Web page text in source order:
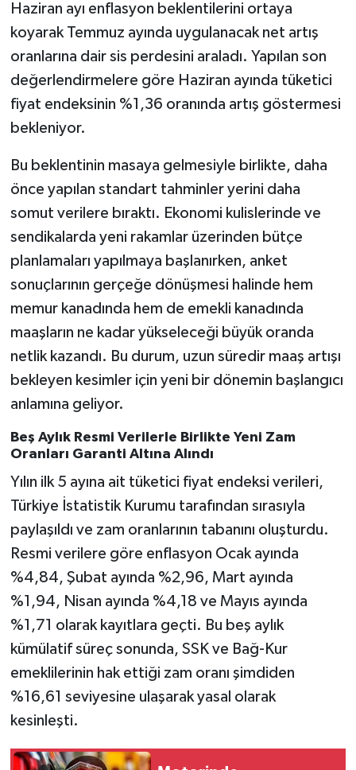
Haziran ayı enflasyon beklentilerini ortaya
koyarak Temmuz ayında uygulanacak net artış
oranlarına dair sis perdesini araladı. Yapılan son
değerlendirmelere göre Haziran ayında tüketici
fiyat endeksinin %1,36 oranında artış göstermesi
bekleniyor.
Bu beklentinin masaya gelmesiyle birlikte, daha
önce yapılan standart tahminler yerini daha
somut verilere bıraktı. Ekonomi kulislerinde ve
sendikalarda yeni rakamlar üzerinden bütçe
planlamaları yapılmaya başlanırken, anket
sonuçlarının gerçeğe dönüşmesi halinde hem
memur kanadında hem de emekli kanadında
maaşların ne kadar yükseleceği büyük oranda
netlik kazandı. Bu durum, uzun süredir maaş artışı
bekleyen kesimler için yeni bir dönemin başlangıcı
anlamına geliyor.
Beş Aylık Resmi Verilerle Birlikte Yeni Zam
Oranları Garanti Altına Alındı
Yılın ilk 5 ayına ait tüketici fiyat endeksi verileri,
Türkiye İstatistik Kurumu tarafından sırasıyla
paylaşıldı ve zam oranlarının tabanını oluşturdu.
Resmi verilere göre enflasyon Ocak ayında
%4,84, Şubat ayında %2,96, Mart ayında
%1,94, Nisan ayında %4,18 ve Mayıs ayında
%1,71 olarak kayıtlara geçti. Bu beş aylık
kümülatif süreç sonunda, SSK ve Bağ-Kur
emeklilerinin hak ettiği zam oranı şimdiden
%16,61 seviyesine ulaşarak yasal olarak
kesinleşti.